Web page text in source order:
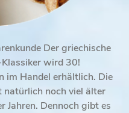
Der griechische
wird 30!
im Handel erhältlich. Die
natürlich noch viel älter
Jahren. Dennoch gibt es